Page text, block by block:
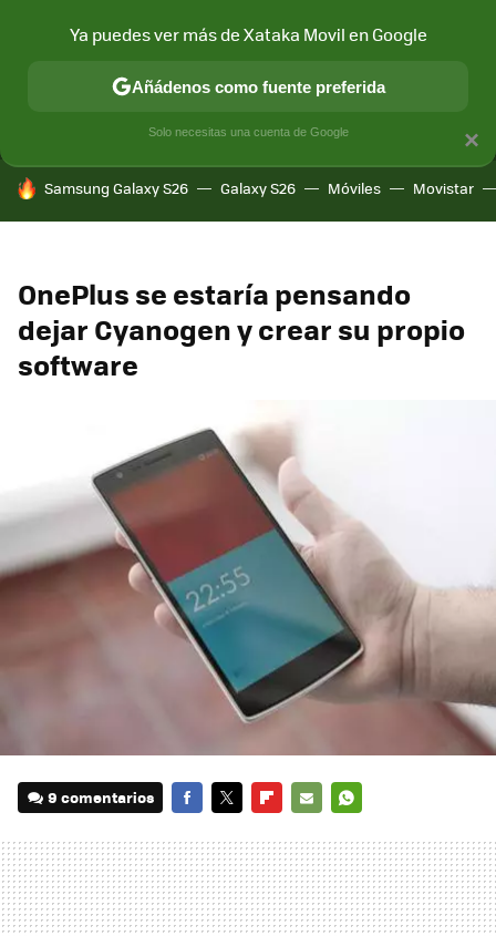
MÓVIL Y SOCIEDAD APLICACIONES
HOY SE HABLA DE
Samsung Galaxy S26 Galaxy S26 Móviles Movistar
OnePlus se estaría pensando
dejar Cyanogen y crear su propio
software
9 comentarios
MAIL
×
Ya puedes ver más de Xataka Movil en Google
Añádenos como fuente preferida
Solo necesitas una cuenta de Google